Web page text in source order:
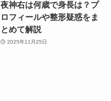
夜神右は何歳で身長は？プ
ロフィールや整形疑惑をま
とめて解説
2025年11月25日